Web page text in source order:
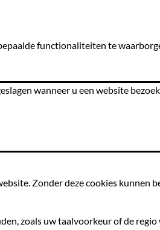
functionaliteiten te
wanneer u een website
Zonder deze cookies kunnen
zoals uw taalvoorkeur of de